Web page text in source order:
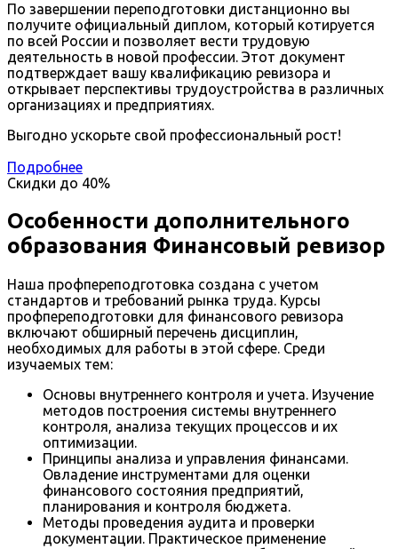
По завершении переподготовки дистанционно вы
получите официальный диплом, который котируется
по всей России и позволяет вести трудовую
деятельность в новой профессии. Этот документ
подтверждает вашу квалификацию ревизора и
открывает перспективы трудоустройства в различных
организациях и предприятиях.
Выгодно ускорьте свой профессиональный рост!
Подробнее
Скидки до 40%
Особенности дополнительного
образования Финансовый ревизор
Наша профпереподготовка создана с учетом
стандартов и требований рынка труда. Курсы
профпереподготовки для финансового ревизора
включают обширный перечень дисциплин,
необходимых для работы в этой сфере. Среди
изучаемых тем:
Основы внутреннего контроля и учета. Изучение
методов построения системы внутреннего
контроля, анализа текущих процессов и их
оптимизации.
Принципы анализа и управления финансами.
Овладение инструментами для оценки
финансового состояния предприятий,
планирования и контроля бюджета.
Методы проведения аудита и проверки
документации. Практическое применение